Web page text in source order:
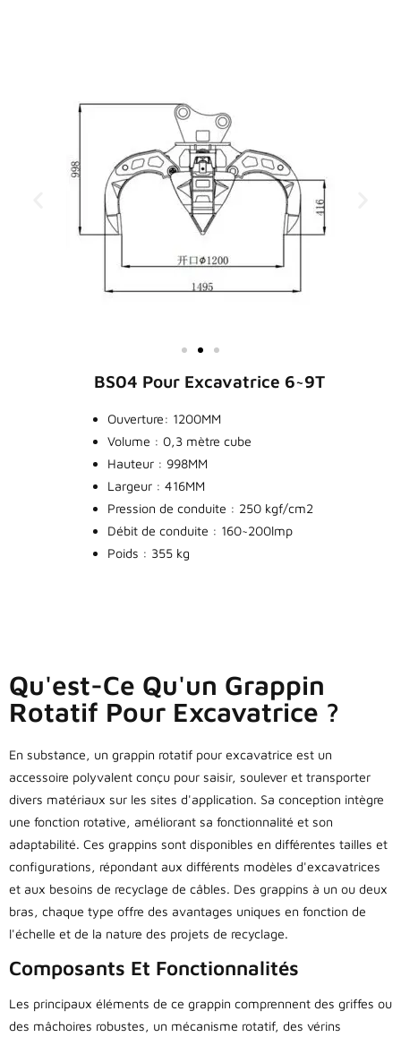
BS04 Pour Excavatrice 6~9T
Ouverture: 1200MM
Volume : 0,3 mètre cube
Hauteur : 998MM
Largeur : 416MM
Pression de conduite : 250 kgf/cm2
Débit de conduite : 160~200lmp
Poids : 355 kg
Qu'est-Ce Qu'un Grappin
Rotatif Pour Excavatrice ?
En substance, un grappin rotatif pour excavatrice est un
accessoire polyvalent conçu pour saisir, soulever et transporter
divers matériaux sur les sites d'application. Sa conception intègre
une fonction rotative, améliorant sa fonctionnalité et son
adaptabilité. Ces grappins sont disponibles en différentes tailles et
configurations, répondant aux différents modèles d'excavatrices
et aux besoins de recyclage de câbles. Des grappins à un ou deux
bras, chaque type offre des avantages uniques en fonction de
l'échelle et de la nature des projets de recyclage.
Composants Et Fonctionnalités
Les principaux éléments de ce grappin comprennent des griffes ou
des mâchoires robustes, un mécanisme rotatif, des vérins